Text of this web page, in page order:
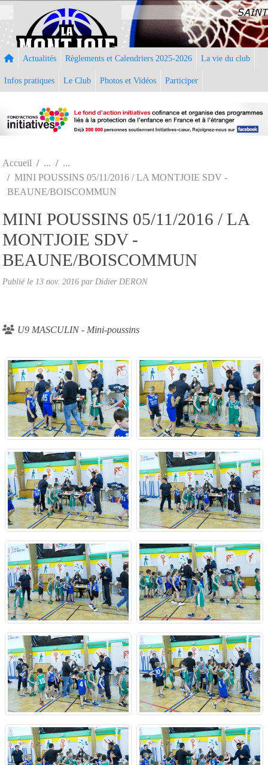
Actualités Règlements et Calendriers 2025-2026 La vie du club
Infos pratiques Le Club Photos et Vidéos Participer
Accueil
MINI POUSSINS 05/11/2016 / LA MONTJOIE SDV -
BEAUNE/BOISCOMMUN
MINI POUSSINS 05/11/2016 / LA
MONTJOIE SDV -
BEAUNE/BOISCOMMUN
Publié le 13 nov. 2016 par Didier DERON
U9 MASCULIN - Mini-poussins
Panneau de gestion des cookies